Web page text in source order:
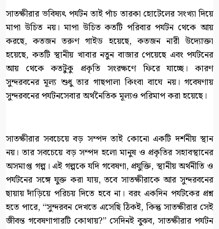
সাতক্ষীরার ভবিষ্যৎ পর্যটন তাই পাঁচ তারকা হোটেলের সংখ্যা দিয়ে
মাপা উচিত নয়। মাপা উচিত কতটি পরিবার পর্যটন থেকে আয়
করছে, কতজন তরুণ গাইড হয়েছে, কতজন নারী উদ্যোক্তা
হয়েছে, কতটি স্থানীয় খাবার নতুন বাজার পেয়েছে এবং পর্যটনের
আয় থেকে কতটুকু প্রকৃতি সংরক্ষণে ফিরে যাচ্ছে। কারণ
সুন্দরবনের মূল্য শুধু তার গাছপালা কিংবা বাঘে নয়। গবেষণায়
সুন্দরবনের পর্যটনসেবার অর্থনৈতিক মূল্যও পরিমাপ করা হয়েছে।
সাতক্ষীরার সবচেয়ে বড় সম্পদ তাই কোনো একটি দর্শনীয় স্থান
নয়। তার সবচেয়ে বড় সম্পদ হলো মানুষ ও প্রকৃতির সহাবস্থানের
অসমাপ্ত গল্প। এই গল্পকে যদি গবেষণা, প্রযুক্তি, স্থানীয় অর্থনীতি ও
পর্যটনের সঙ্গে যুক্ত করা যায়, তবে সাতক্ষীরাকে আর সুন্দরবনের
ছায়ায় দাঁড়িয়ে পরিচয় দিতে হবে না। বরং একদিন পর্যটকের প্রশ্ন
হতে পারে, “সুন্দরবন দেখতে এসেছি ঠিকই, কিন্তু সাতক্ষীরার সেই
জীবন্ত গবেষণাগারটি কোথায়?” সেদিনই বুঝব, সাতক্ষীরার পর্যটন